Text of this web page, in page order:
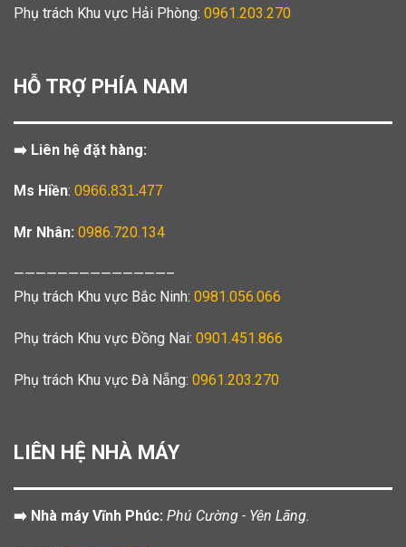
Phụ trách Khu vực Hải Phòng: 0961.203.270
HỖ TRỢ PHÍA NAM
➡️ Liên hệ đặt hàng:
Ms Hiền: 0966.831.477
Mr Nhân: 0986.720.134
——————————————–
Phụ trách Khu vực Bắc Ninh: 0981.056.066
Phụ trách Khu vực Đồng Nai: 0901.451.866
Phụ trách Khu vực Đà Nẵng: 0961.203.270
LIÊN HỆ NHÀ MÁY
➡️ Nhà máy Vĩnh Phúc: Phú Cường - Yên Lãng.